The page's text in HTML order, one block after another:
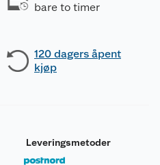
bare to timer
120 dagers åpent
kjøp
Leveringsmetoder